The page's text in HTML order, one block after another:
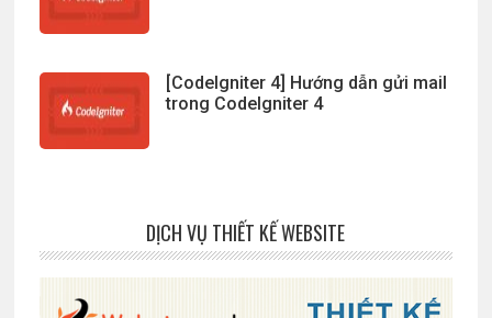
[CodeIgniter 4] Hướng dẫn gửi mail
trong CodeIgniter 4
DỊCH VỤ THIẾT KẾ WEBSITE